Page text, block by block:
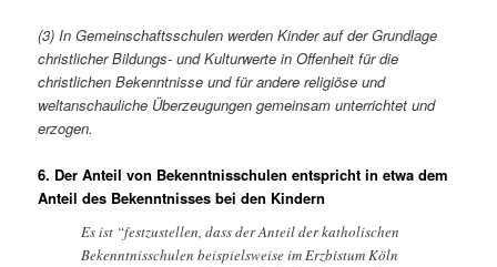
(3) In Gemeinschaftsschulen werden Kinder auf der Grundlage
christlicher Bildungs- und Kulturwerte in Offenheit für die
christlichen Bekenntnisse und für andere religiöse und
weltanschauliche Überzeugungen gemeinsam unterrichtet und
erzogen.
6. Der Anteil von Bekenntnisschulen entspricht in etwa dem
Anteil des Bekenntnisses bei den Kindern
Es ist “festzustellen, dass der Anteil der katholischen
Bekenntnisschulen beispielsweise im Erzbistum Köln